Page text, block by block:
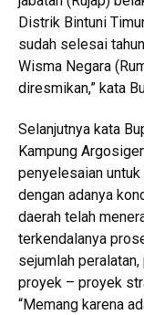
Distrik Bintuni
sudah selesai
Wisma Negara
diresmikan,” kata
Selanjutnya kata
Kampung
penyelesaian
dengan adanya
daerah telah
terkendalanya
sejumlah
proyek – proyek
“Memang karena